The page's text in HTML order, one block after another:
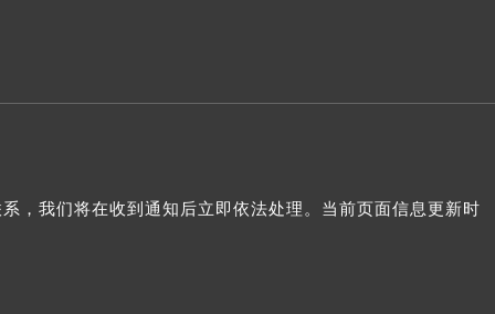
，我们将在收到通知后立即依法处理。当前页面信息更新时